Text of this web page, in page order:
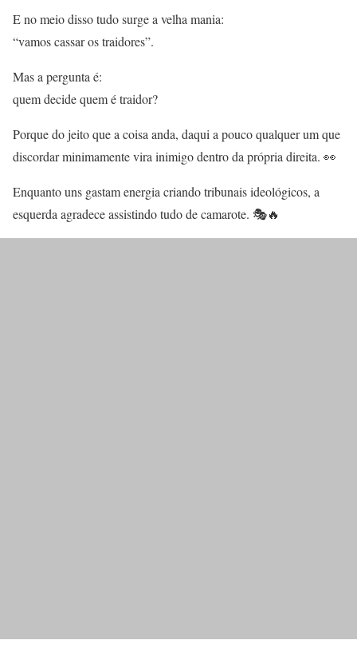
E no meio disso tudo surge a velha mania:
“vamos cassar os traidores”.
Mas a pergunta é:
quem decide quem é traidor?
Porque do jeito que a coisa anda, daqui a pouco qualquer um que
discordar minimamente vira inimigo dentro da própria direita. 👀
Enquanto uns gastam energia criando tribunais ideológicos, a
esquerda agradece assistindo tudo de camarote. 🎭🔥